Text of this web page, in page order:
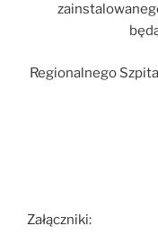
Regionalnego
Załączniki: